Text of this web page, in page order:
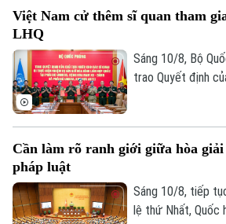
Tài chính Ngân hàng
Doanh nghiệp
Đầu tư
Căn hộ
Đất đai
Kinh nghiệm
Ô tô
Tàu
Xe máy
Thị trường
Đánh giá
Giáo dục
Tin tức
Tuyển sinh
Hướng nghiệp
Văn hóa
Làng nghề
Di tích
Sức khỏe
Y tế
Dinh dưỡng
Thể thao
Bóng đá
Giải trí
ngoài theo hợp
Việt Nam cử thêm sĩ quan tham
LHQ
Sáng 10/8, Bộ
trao Quyết định
Cộng hòa Nam
Cần làm rõ ranh giới giữa hòa
pháp luật
Sáng 10/8, tiếp
lệ thứ Nhất, Quốc